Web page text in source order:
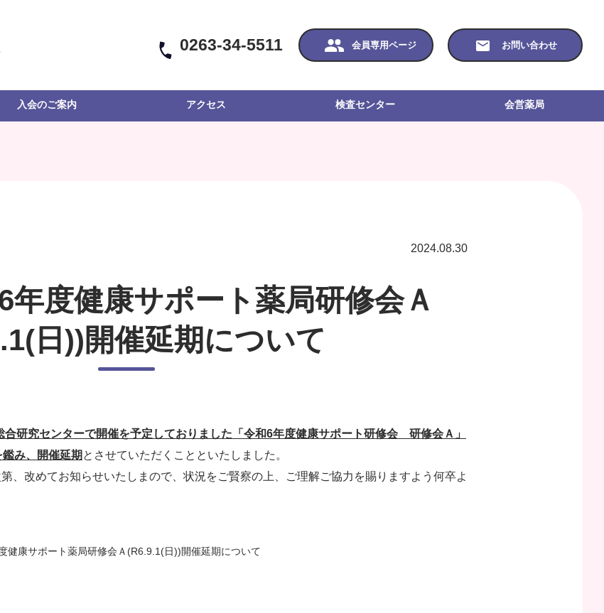
0263-34-5511 会員専用ページ お問い合わせ
入会のご案内 アクセス 検査センター 会営薬局
2024.08.30
年度健康サポート薬局研修会Ａ
日))開催延期について
研究センターで開催を予定しておりました「令和6年度健康サポート研修会 研修会Ａ」
み、開催延期 とさせていただくことといたしました。
、改めてお知らせいたしまので、状況をご賢察の上、ご理解ご協力を賜りますよう何卒よ
健康サポート薬局研修会Ａ(R6.9.1(日))開催延期について